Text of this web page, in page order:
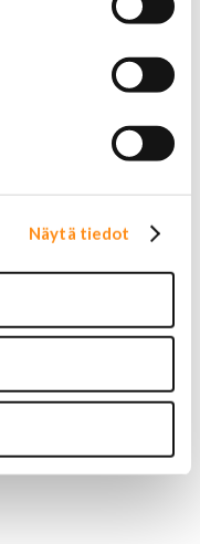
Näytä tiedot